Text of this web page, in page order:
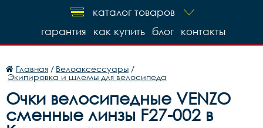
каталог товаров
контакты
блог
как купить
гарантия
Главная / Велоаксессуары /
Экипировка и шлемы для велосипеда
Очки велосипедные VENZO
сменные линзы F27-002 в